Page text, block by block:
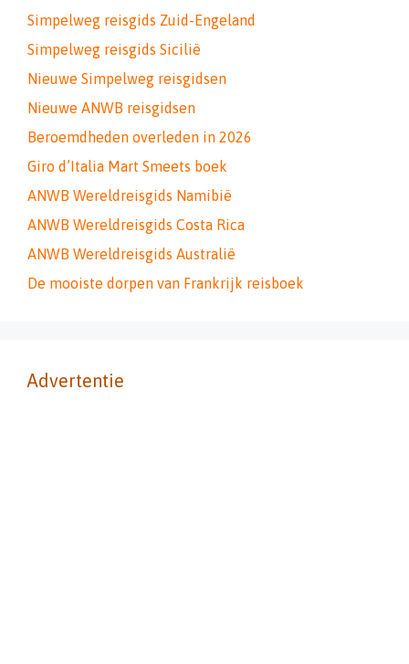
Simpelweg reisgids Zuid-Engeland
Simpelweg reisgids Sicilië
Nieuwe Simpelweg reisgidsen
Nieuwe ANWB reisgidsen
Beroemdheden overleden in 2026
Giro d’Italia Mart Smeets boek
ANWB Wereldreisgids Namibië
ANWB Wereldreisgids Costa Rica
ANWB Wereldreisgids Australië
De mooiste dorpen van Frankrijk reisboek
Advertentie